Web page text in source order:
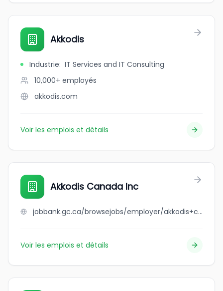
Akkodis
Industrie: IT Services and IT Consulting
10,000+ employés
akkodis.com
Voir les emplois et détails
Akkodis Canada Inc
jobbank.gc.ca/browsejobs/employer/akkodis+canada+inc/ca
Voir les emplois et détails